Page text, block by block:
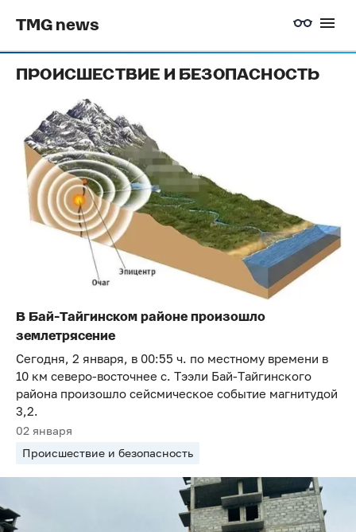
TMG news
ПРОИСШЕСТВИЕ И БЕЗОПАСНОСТЬ
В Бай-Тайгинском районе произошло
землетрясение
Сегодня, 2 января, в 00:55 ч. по местному времени в
10 км северо-восточнее с. Тээли Бай-Тайгинского
района произошло сейсмическое событие магнитудой
3,2.
02 января
Происшествие и безопасность